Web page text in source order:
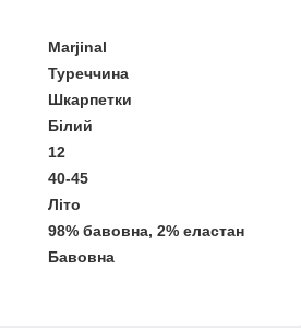
Marjinal
Туреччина
Шкарпетки
Білий
12
40-45
Літо
98% бавовна, 2% еластан
Бавовна